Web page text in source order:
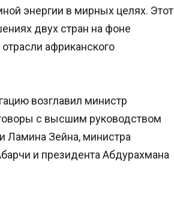
энергии в мирных целях. Этот
двух стран на фоне
африканского
возглавил министр
с высшим руководством
Ламина Зейна, министра
и президента Абдурахмана